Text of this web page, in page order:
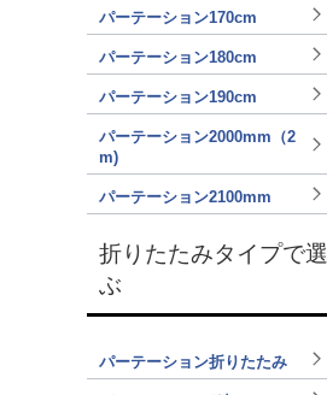
パーテーション170cm
パーテーション180cm
パーテーション190cm
パーテーション2000mm（2
m)
パーテーション2100mm
折りたたみタイプで選
ぶ
パーテーション折りたたみ